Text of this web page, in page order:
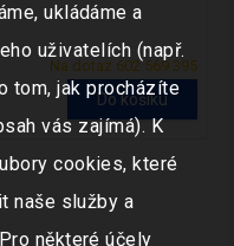
Na dotaz 602 569 395
Do košíku
ukládáme a
uživatelích (např.
tom, jak procházíte
vás zajímá). K
cookies, které
naše služby a
některé účely